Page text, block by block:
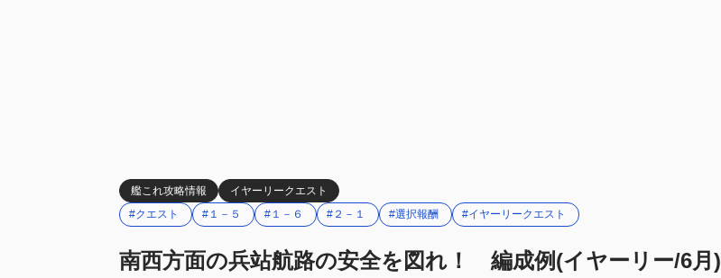
艦これ攻略情報
イヤーリークエスト
#クエスト
#１－５ #１－６ #２－１ #選択報酬 #イヤーリークエスト
南西方面の兵站航路の安全を図れ！ 編成例(イヤーリー/6月)